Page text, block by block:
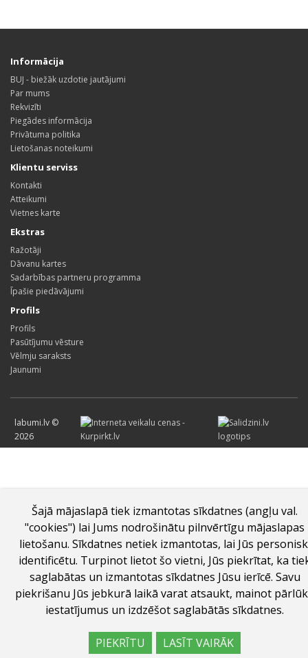
Šajā mājaslapā tiek izmantotas sīkdatnes (angļu val.
"cookies") lai Jums nodrošinātu pilnvērtīgu mājaslapas
lietošanu. Sīkdatnes netiek izmantotas, lai Jūs
identificētu. Turpinot lietot šo vietni, Jūs piekrītat, ka
saglabātas un izmantotas sīkdatnes Jūsu ierīcē. Savu
piekrišanu Jūs jebkurā laikā varat atsaukt, mainot
iestatījumus un izdzēšot saglabātās sīkdatnes.
PIEKRĪTU LASĪT VAIRĀK
Informācija
BUJ - biežāk uzdotie jautājumi
Par mums
Rekvizīti
Piegādes informācija
Privātuma politika
Lietošanas noteikumi
Klientu serviss
Kontakti
Atteikumi
Vietnes karte
Ekstras
Ražotāji
Dāvanu kartes
Sadarbības partneru programma
Īpašie piedāvājumi
Profils
Profils
Pasūtījumu vēsture
Vēlmju saraksts
Jaunumi
labumi.lv ©
2026